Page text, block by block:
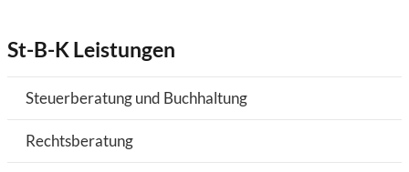
St-B-K Leistungen
Steuerberatung und Buchhaltung
Rechtsberatung